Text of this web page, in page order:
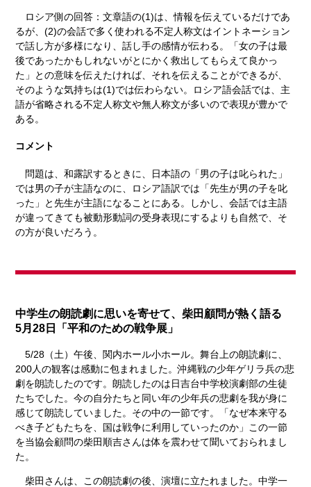
ロシア側の回答：文章語の(1)は、情報を伝えているだけであ
るが、(2)の会話で多く使われる不定人称文はイントネーション
で話し方が多様になり、話し手の感情が伝わる。「女の子は最
後であったかもしれないがとにかく救出してもらえて良かっ
た」との意味を伝えたければ、それを伝えることができるが、
そのような気持ちは(1)では伝わらない。ロシア語会話では、主
語が省略される不定人称文や無人称文が多いので表現が豊かで
ある。
コメント
問題は、和露訳するときに、日本語の「男の子は叱られた」
では男の子が主語なのに、ロシア語訳では「先生が男の子を叱
った」と先生が主語になることにある。しかし、会話では主語
が違ってきても被動形動詞の受身表現にするよりも自然で、そ
の方が良いだろう。
中学生の朗読劇に思いを寄せて、柴田顧問が熱く語る
5月28日「平和のための戦争展」
5/28（土）午後、関内ホール小ホール。舞台上の朗読劇に、
200人の観客は感動に包まれました。沖縄戦の少年ゲリラ兵の悲
劇を朗読したのです。朗読したのは日吉台中学校演劇部の生徒
たちでした。今の自分たちと同い年の少年兵の悲劇を我が身に
感じて朗読していました。その中の一節です。「なぜ本来守る
べき子どもたちを、国は戦争に利用していったのか」この一節
を当協会顧問の柴田順吉さんは体を震わせて聞いておられまし
た。
柴田さんは、この朗読劇の後、演壇に立たれました。中学一